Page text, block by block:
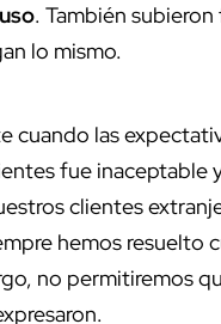
. También
lo mismo.
cuando las
fue inaceptable
clientes
hemos resuelto
no permitiremos